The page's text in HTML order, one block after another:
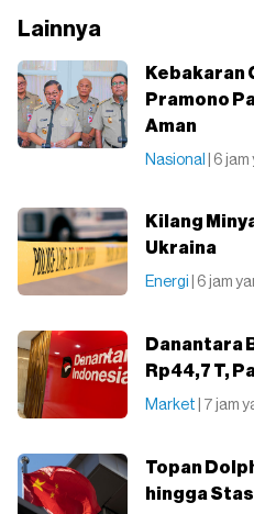
Lainnya
Kebakaran
Pramono
Aman
Nasional | 6
Kilang
Ukraina
Energi | 6 jam
Danantara
Rp44,7 T,
Market | 7 jam
Topan
hingga